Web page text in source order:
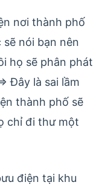
nơi thành phố
nói bạn nên
họ sẽ phân phát
Đây là sai lầm
thành phố sẽ
chỉ đi thư một
điện tại khu